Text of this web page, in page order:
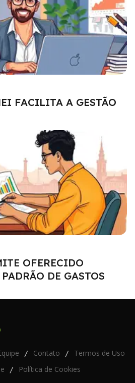
FACILITA A GESTÃO
OFERECIDO
DE GASTOS
/ Contato / Termos de Uso
/ Política de Cookies